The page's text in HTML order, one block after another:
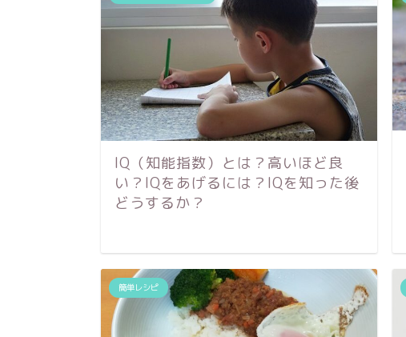
IQ（知能指数）とは？高いほど良
い？IQをあげるには？IQを知った後
どうするか？
簡単レシピ